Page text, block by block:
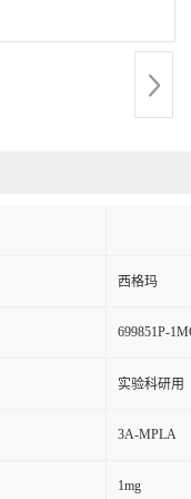
西格玛
699851P-
实验科研用
3A-MPLA
1mg